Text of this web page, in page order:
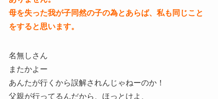
母を失った我が子同然の子の為とあらば、私も同じこと
をすると思います。
名無しさん
またかよー
あんたが行くから誤解されんじゃねーのか！
父親が行ってるんだから、ほっとけよ、